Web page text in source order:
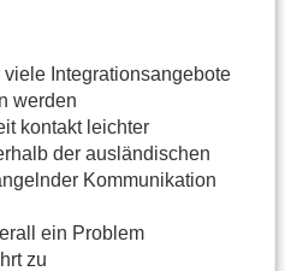
Integrationsangebote
werden
kontakt leichter
der ausländischen
Kommunikation
ein Problem
zu